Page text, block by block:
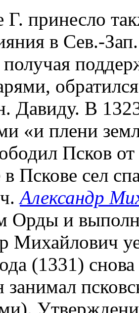
принесло
в Сев.-
Давиду. В
«и плени
Псков
Пскове сел
Александр
Орды и
Михайлович
(1331)